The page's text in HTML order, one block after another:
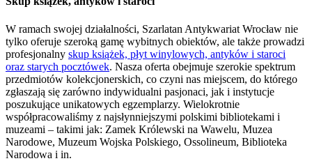
W ramach swojej działalności, Szarlatan Antykwariat Wrocław nie
tylko oferuje szeroką gamę wybitnych obiektów, ale także prowadzi
profesjonalny skup książek, płyt winylowych, antyków i staroci
oraz starych pocztówek. Nasza oferta obejmuje szerokie spektrum
przedmiotów kolekcjonerskich, co czyni nas miejscem, do którego
zgłaszają się zarówno indywidualni pasjonaci, jak i instytucje
poszukujące unikatowych egzemplarzy. Wielokrotnie
współpracowaliśmy z najsłynniejszymi polskimi bibliotekami i
muzeami – takimi jak: Zamek Królewski na Wawelu, Muzea
Narodowe, Muzeum Wojska Polskiego, Ossolineum, Biblioteka
Narodowa i in.